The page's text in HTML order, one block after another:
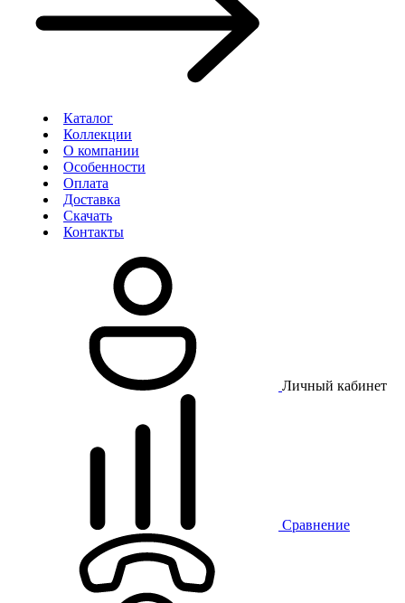
Каталог
Коллекции
О компании
Особенности
Оплата
Доставка
Скачать
Контакты
Личный кабинет
Сравнение